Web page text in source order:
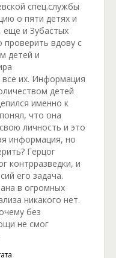
спец.службы
о пяти детях и
еще и Зубастых
вдову с
детей и
все их. Информация
детей
именно к
что она
личность и это
информация, но
Герцог
контрразведки, и
его задача.
в огромных
никакого нет.
без
не смог